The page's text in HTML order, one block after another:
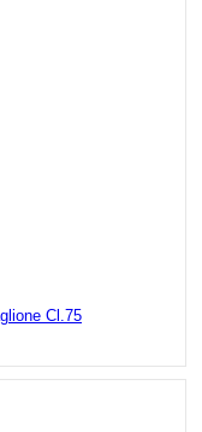
Cl.75